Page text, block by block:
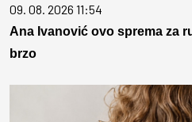
09. 08. 2026 11:54
Ana Ivanović ovo sprema za
brzo